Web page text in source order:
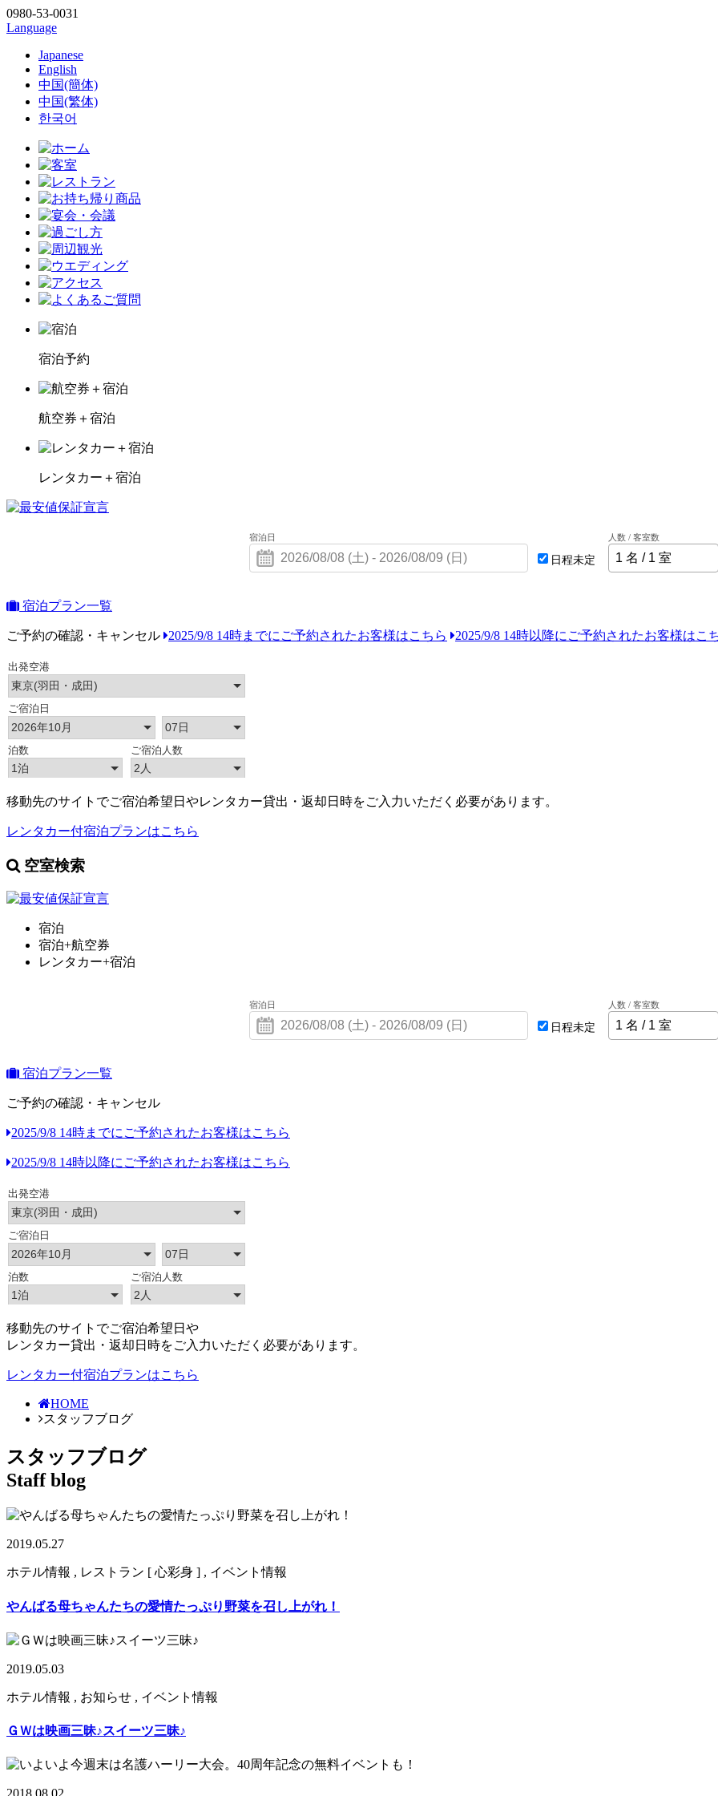
0980-53-0031
Language
Japanese
English
中国(簡体)
中国(繁体)
한국어
宿泊予約
航空券＋宿泊
レンタカー＋宿泊
宿泊日
日程未定
人数 / 客室数
宿泊プラン一覧
ご予約の確認・キャンセル 2025/9/8 14時までにご予約されたお客様はこちら 2025/9/8 14時以降にご予約されたお客様はこ
移動先のサイトでご宿泊希望日やレンタカー貸出・返却日時をご入力いただく必要があります。
レンタカー付宿泊プランはこちら
空室検索
宿泊
宿泊+航空券
レンタカー+宿泊
宿泊日
日程未定
人数 / 客室数
宿泊プラン一覧
ご予約の確認・キャンセル
2025/9/8 14時までにご予約されたお客様はこちら
2025/9/8 14時以降にご予約されたお客様はこちら
移動先のサイトでご宿泊希望日や
レンタカー貸出・返却日時をご入力いただく必要があります。
レンタカー付宿泊プランはこちら
HOME
スタッフブログ
スタッフブログ
Staff blog
2019.05.27
ホテル情報 , レストラン [ 心彩身 ] , イベント情報
やんばる母ちゃんたちの愛情たっぷり野菜を召し上がれ！
2019.05.03
ホテル情報 , お知らせ , イベント情報
ＧＷは映画三昧♪スイーツ三昧♪